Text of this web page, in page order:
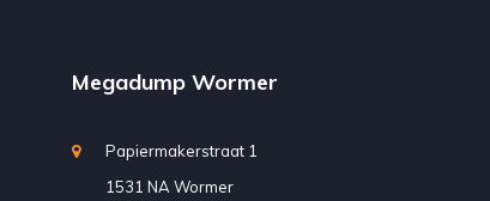
Megadump Wormer
Papiermakerstraat 1
1531 NA Wormer